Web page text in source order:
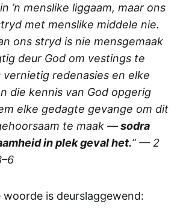
’n menslike liggaam, maar ons
met menslike middele nie.
ons stryd is nie mensgemaak
deur God om vestings te
vernietig redenasies en elke
die kennis van God opgerig
elke gedagte gevange om dit
te maak —sodra
in plek geval het.” — 2
woorde is deurslaggewend: